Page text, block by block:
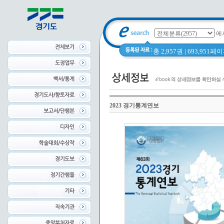
에
총 2,957권 | 693,951페
2023 경기통계연보